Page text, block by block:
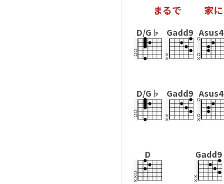
まるで 家に
D/G♭ Gadd9 Asus4
D/G♭ Gadd9 Asus4
D Gadd9